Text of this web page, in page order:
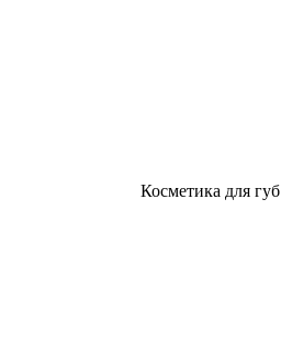
Косметика для губ